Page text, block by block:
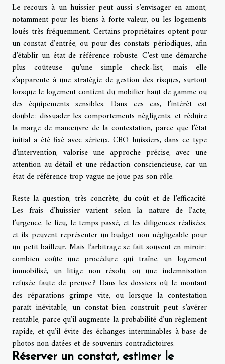
Le recours à un huissier peut aussi s’envisager en amont,
notamment pour les biens à forte valeur, ou les logements
loués très fréquemment. Certains propriétaires optent pour
un constat d’entrée, ou pour des constats périodiques, afin
d’établir un état de référence robuste. C’est une démarche
plus coûteuse qu’une simple check-list, mais elle
s’apparente à une stratégie de gestion des risques, surtout
lorsque le logement contient du mobilier haut de gamme ou
des équipements sensibles. Dans ces cas, l’intérêt est
double : dissuader les comportements négligents, et réduire
la marge de manœuvre de la contestation, parce que l’état
initial a été fixé avec sérieux. CBO huissiers, dans ce type
d’intervention, valorise une approche précise, avec une
attention au détail et une rédaction consciencieuse, car un
état de référence trop vague ne joue pas son rôle.
Reste la question, très concrète, du coût et de l’efficacité.
Les frais d’huissier varient selon la nature de l’acte,
l’urgence, le lieu, le temps passé, et les diligences réalisées,
et ils peuvent représenter un budget non négligeable pour
un petit bailleur. Mais l’arbitrage se fait souvent en miroir :
combien coûte une procédure qui traîne, un logement
immobilisé, un litige non résolu, ou une indemnisation
refusée faute de preuve ? Dans les dossiers où le montant
des réparations grimpe vite, ou lorsque la contestation
paraît inévitable, un constat bien construit peut s’avérer
rentable, parce qu’il augmente la probabilité d’un règlement
rapide, et qu’il évite des échanges interminables à base de
photos non datées et de souvenirs contradictoires.
Réserver un constat, estimer le